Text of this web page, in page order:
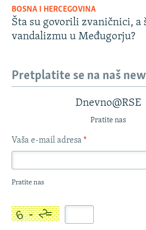
BOSNA I HERCEGOVINA
Šta su govorili zvaničnici, a
vandalizmu u Međugorju?
Pretplatite se na naš
Dnevno@RSE
Pratite nas
Vaša e-mail adresa *
Pratite nas